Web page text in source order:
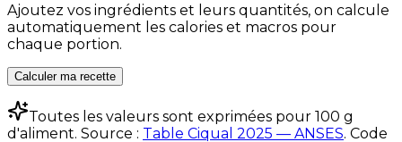
Ajoutez vos ingrédients et leurs quantités, on calcule
automatiquement les calories et macros pour
chaque portion.
Calculer ma recette
Toutes les valeurs sont exprimées pour 100 g
d'aliment. Source : Table Ciqual 2025 — ANSES. Code